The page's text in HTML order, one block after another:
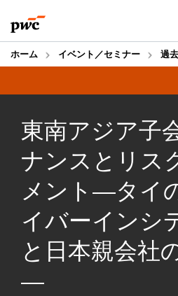
to
content
to
footer
ホーム イベント／セミナー 過
東南アジア子
ナンスとリス
メント―タイ
イバーインシ
と日本親会社
―